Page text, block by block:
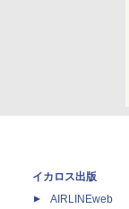
イカロス出版
AIRLINEweb